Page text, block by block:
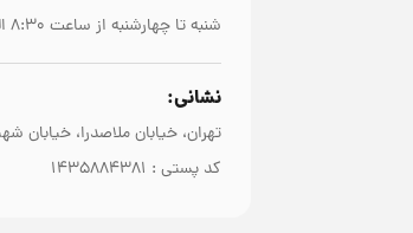
شنبه تا چهار‌شنبه از ساعت ۸:۳۰ الی ۱۷:۰۰
نشانی:
تهران، خیابان ملاصدرا، خیابان
کد پستی : ۱۴۳۵۸۸۴۳۸۱